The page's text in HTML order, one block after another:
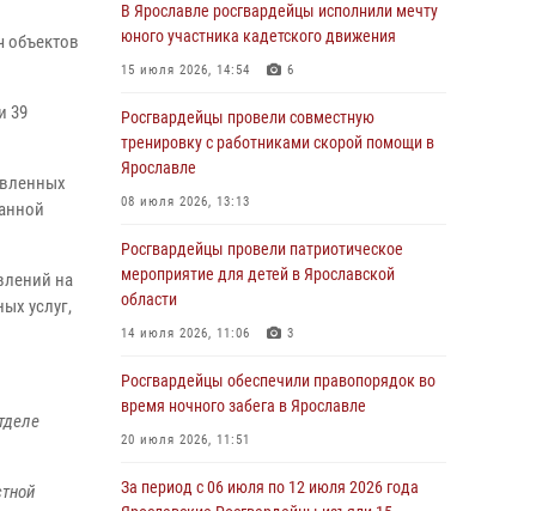
объектов
39
на
услуг,
Росгвардейцы обеспечили правопорядок во
время празднования Дня воздушно-
03 августа 2026, 07:24
Ярославские росгвардейцы за прошедшую
03 августа 2026, 07:09
Росгвардейцы оказали помощь беременной
женщине во время празднования Дня ВДВ в
03 августа 2026, 06:20
единицу гражданского оружия в связи с
нарушением законодательства
В Ярославле росгвардейцы исполнили мечту
юного участника кадетского движения
15 июля 2026, 14:54 6
Росгвардейцы провели совместную
тренировку с работниками скорой помощи в
Ярославле
08 июля 2026, 13:13
Росгвардейцы провели патриотическое
мероприятие для детей в Ярославской
области
14 июля 2026, 11:06 3
Росгвардейцы обеспечили правопорядок во
время ночного забега в Ярославле
20 июля 2026, 11:51
За период с 06 июля по 12 июля 2026 года